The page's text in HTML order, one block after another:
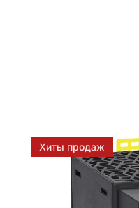
Хиты продаж